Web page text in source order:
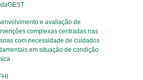
e avaliação de
complexas centradas nas
com necessidade de cuidados
em situação de condição